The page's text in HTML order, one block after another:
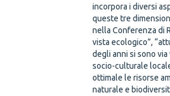
incorpora i diversi
queste tre
nella Conferenza di
vista ecologico”,
degli anni si sono
socio-culturale
ottimale le risorse
naturale e